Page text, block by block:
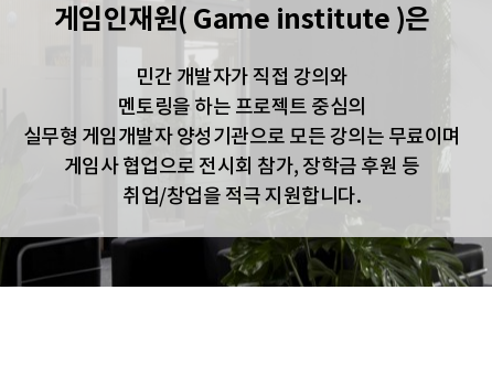
게임인재원( Game institute )은
민간 개발자가 직접 강의와
멘토링을 하는 프로젝트 중심의
실무형 게임개발자 양성기관으로 모든 강의는 무료이며
게임사 협업으로 전시회 참가, 장학금 후원 등
취업/창업을 적극 지원합니다.